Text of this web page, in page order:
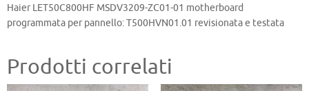
Haier LET50C800HF MSDV3209-ZC01-01 motherboard
programmata per pannello: T500HVN01.01 revisionata e testata
Prodotti correlati